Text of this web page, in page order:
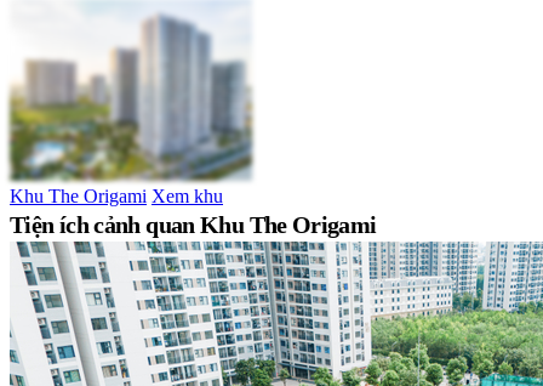
Khu The Origami Xem khu
Tiện ích cảnh quan Khu The Origami